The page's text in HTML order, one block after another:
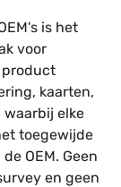
is het
voor
product
kaarten,
elke
toegewijde
OEM. Geen
en geen